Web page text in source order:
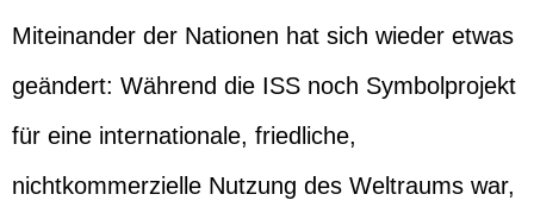
Miteinander der Nationen hat sich wieder etwas
geändert: Während die ISS noch Symbolprojekt
für eine internationale, friedliche,
nichtkommerzielle Nutzung des Weltraums war,